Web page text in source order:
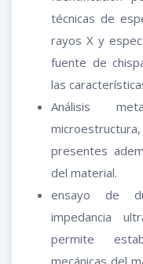
técnicas de
rayos X y
fuente de
las
Análisis
presentes
del material.
ensayo de
impedancia
permite
mecánicas del